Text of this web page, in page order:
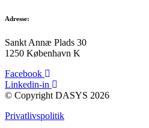
Adresse:
Sankt Annæ Plads 30
1250 København K
Facebook
Linkedin-in
© Copyright DASYS 2026
Privatlivspolitik